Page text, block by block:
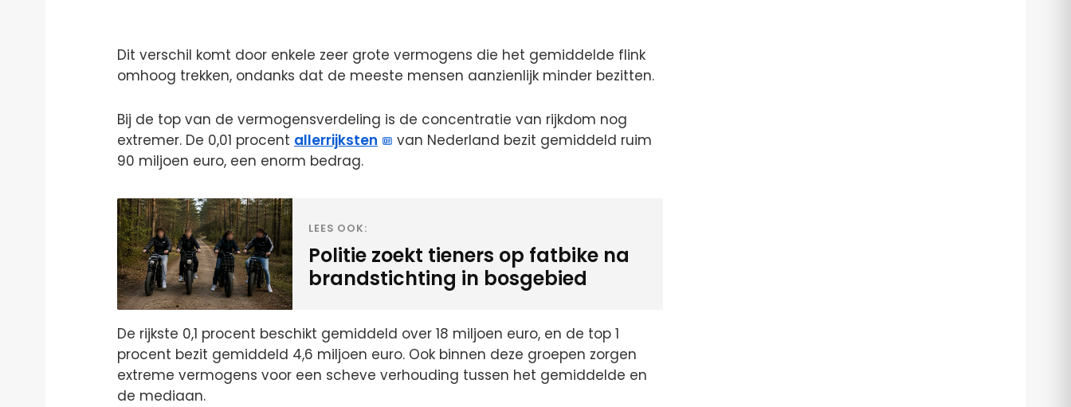
Dit verschil komt door enkele zeer grote vermogens die het gemiddelde flink
omhoog trekken, ondanks dat de meeste mensen aanzienlijk minder bezitten.
Bij de top van de vermogensverdeling is de concentratie van rijkdom nog
extremer. De 0,01 procent allerrijksten
van Nederland bezit gemiddeld ruim
90 miljoen euro, een enorm bedrag.
LEES OOK:
Politie zoekt tieners op fatbike na
brandstichting in bosgebied
De rijkste 0,1 procent beschikt gemiddeld over 18 miljoen euro, en de top 1
procent bezit gemiddeld 4,6 miljoen euro. Ook binnen deze groepen zorgen
extreme vermogens voor een scheve verhouding tussen het gemiddelde en
de mediaan.